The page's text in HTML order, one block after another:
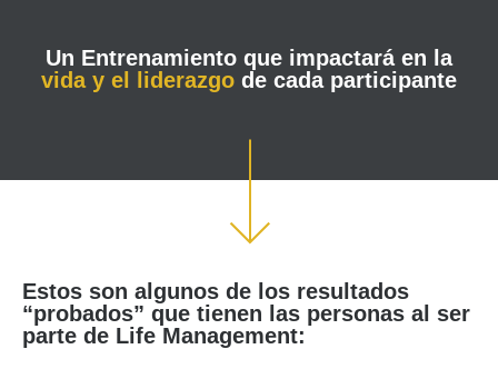
Un Entrenamiento que impactará en la
vida y el liderazgo de cada participante
Estos son algunos de los resultados
“probados” que tienen las personas al ser
parte de Life Management: